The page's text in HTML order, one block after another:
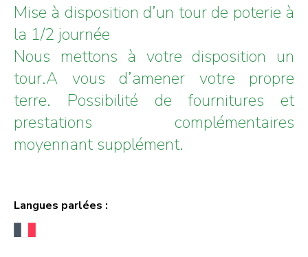
Mise à disposition d’un tour de poterie à
la 1/2 journée
Nous mettons à votre disposition un
tour.A vous d’amener votre propre
terre. Possibilité de fournitures et
prestations complémentaires
moyennant supplément.
Langues parlées :